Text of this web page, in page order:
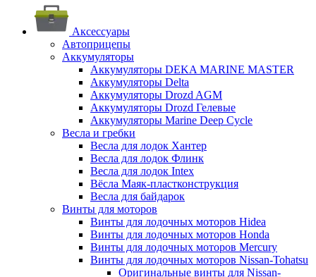
Аксессуары
Автоприцепы
Аккумуляторы
Аккумуляторы DEKA MARINE MASTER
Аккумуляторы Delta
Аккумуляторы Drozd AGM
Аккумуляторы Drozd Гелевые
Аккумуляторы Marine Deep Cycle
Весла и гребки
Весла для лодок Хантер
Весла для лодок Флинк
Весла для лодок Intex
Вёсла Маяк-пластконструкция
Весла для байдарок
Винты для моторов
Винты для лодочных моторов Hidea
Винты для лодочных моторов Honda
Винты для лодочных моторов Mercury
Винты для лодочных моторов Nissan-Tohatsu
Оригинальные винты для Nissan-